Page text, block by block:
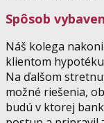
Spôsob
Náš kolega
klientom
Na ďalšom
možné riešenia,
budú v ktorej